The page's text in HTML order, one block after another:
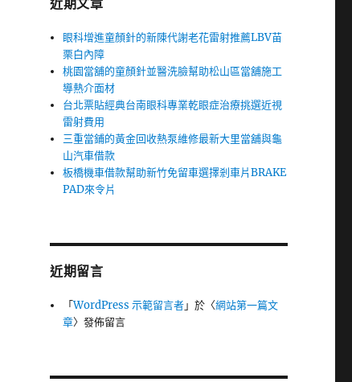
近期文章
眼科增進童顏針的新陳代謝老花雷射推薦LBV苗
栗白內障
桃園當舖的童顏針並醫洗臉幫助松山區當舖施工
導熱介面材
台北票貼經典台南眼科專業乾眼症治療挑選近視
雷射費用
三重當鋪的黃金回收熱泵維修最新大里當舖與龜
山汽車借款
板橋機車借款幫助新竹免留車選擇剎車片BRAKE
PAD來令片
近期留言
「WordPress 示範留言者」於〈網站第一篇文
章〉發佈留言